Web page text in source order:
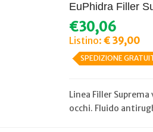
EuPhidra Filler
€30,06
Listino: € 39,00
SPEDIZIONE
Linea Filler
occhi. Fluido